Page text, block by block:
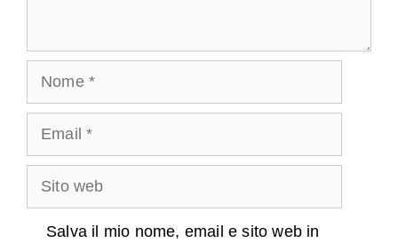
Nome
Email
Sito
web
Salva il mio nome, email e sito web in